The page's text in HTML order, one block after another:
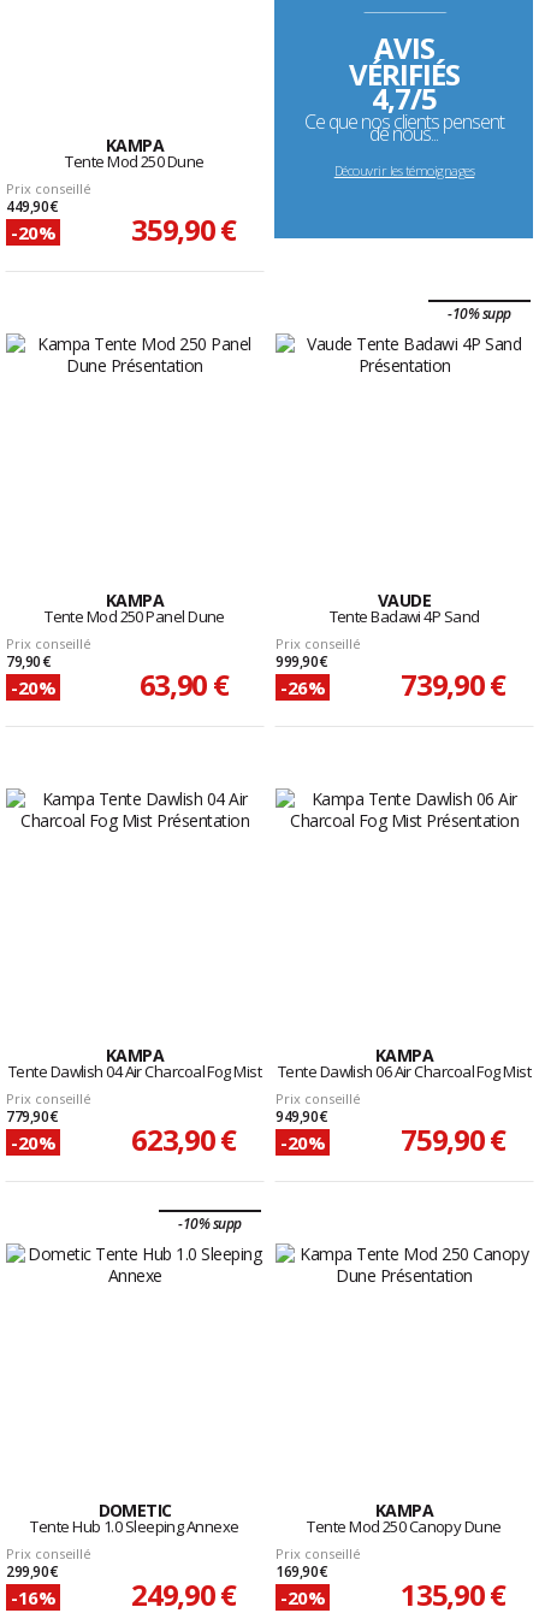
KAMPA
Tente Mod 250 Dune
Prix conseillé
449,90 €
-20% 359,90 €
--------------------------------------------------------------------
AVIS
VÉRIFIÉS
4,7/5
Ce que nos clients pensent
de nous...
Découvrir les témoignages
KAMPA
Tente Mod 250 Panel Dune
Prix conseillé
79,90 €
-20% 63,90 €
-10% supp
VAUDE
Tente Badawi 4P Sand
Prix conseillé
999,90 €
-26% 739,90 €
KAMPA
Tente Dawlish 04 Air Charcoal Fog Mist
Prix conseillé
779,90 €
-20% 623,90 €
KAMPA
Tente Dawlish 06 Air Charcoal Fog Mist
Prix conseillé
949,90 €
-20% 759,90 €
-10% supp
DOMETIC
Tente Hub 1.0 Sleeping Annexe
Prix conseillé
299,90 €
-16% 249,90 €
KAMPA
Tente Mod 250 Canopy Dune
Prix conseillé
169,90 €
-20% 135,90 €